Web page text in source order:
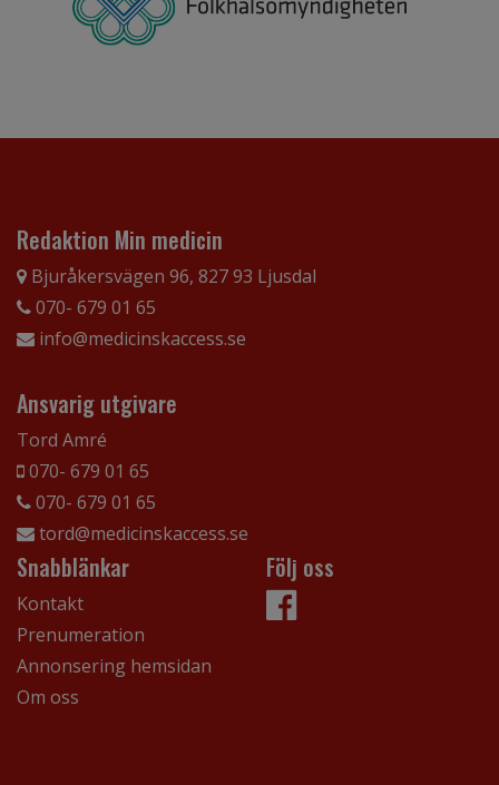
Redaktion Min medicin
Bjuråkersvägen 96, 827 93 Ljusdal
070- 679 01 65
info@medicinskaccess.se
Ansvarig utgivare
Tord Amré
070- 679 01 65
070- 679 01 65
tord@medicinskaccess.se
Snabblänkar
Kontakt
Prenumeration
Annonsering hemsidan
Om oss
Följ oss